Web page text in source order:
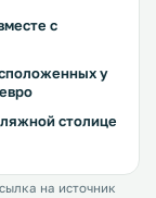
с
у
столице
на источник